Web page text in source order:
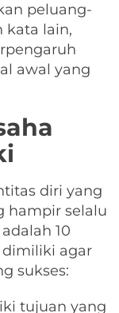
peluang-
kata lain,
awal yang
diri yang
hampir selalu
10
agar
sukses:
tujuan yang